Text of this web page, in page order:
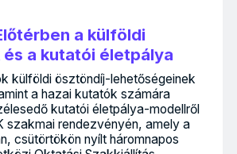
a külföldi
a kutatói életpálya
külföldi ösztöndíj-lehetőségeinek
a hazai kutatók számára
kutatói életpálya-modellről
szakmai rendezvényén, amely a
csütörtökön nyílt háromnapos